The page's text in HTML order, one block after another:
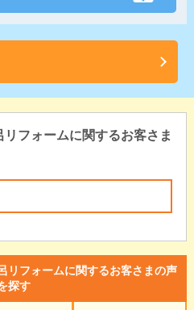
フォームに関するお客さま
リフォームに関するお客さまの声
探す